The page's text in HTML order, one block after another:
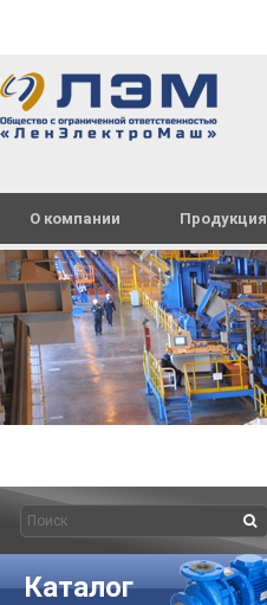
О компании Продукция
Каталог